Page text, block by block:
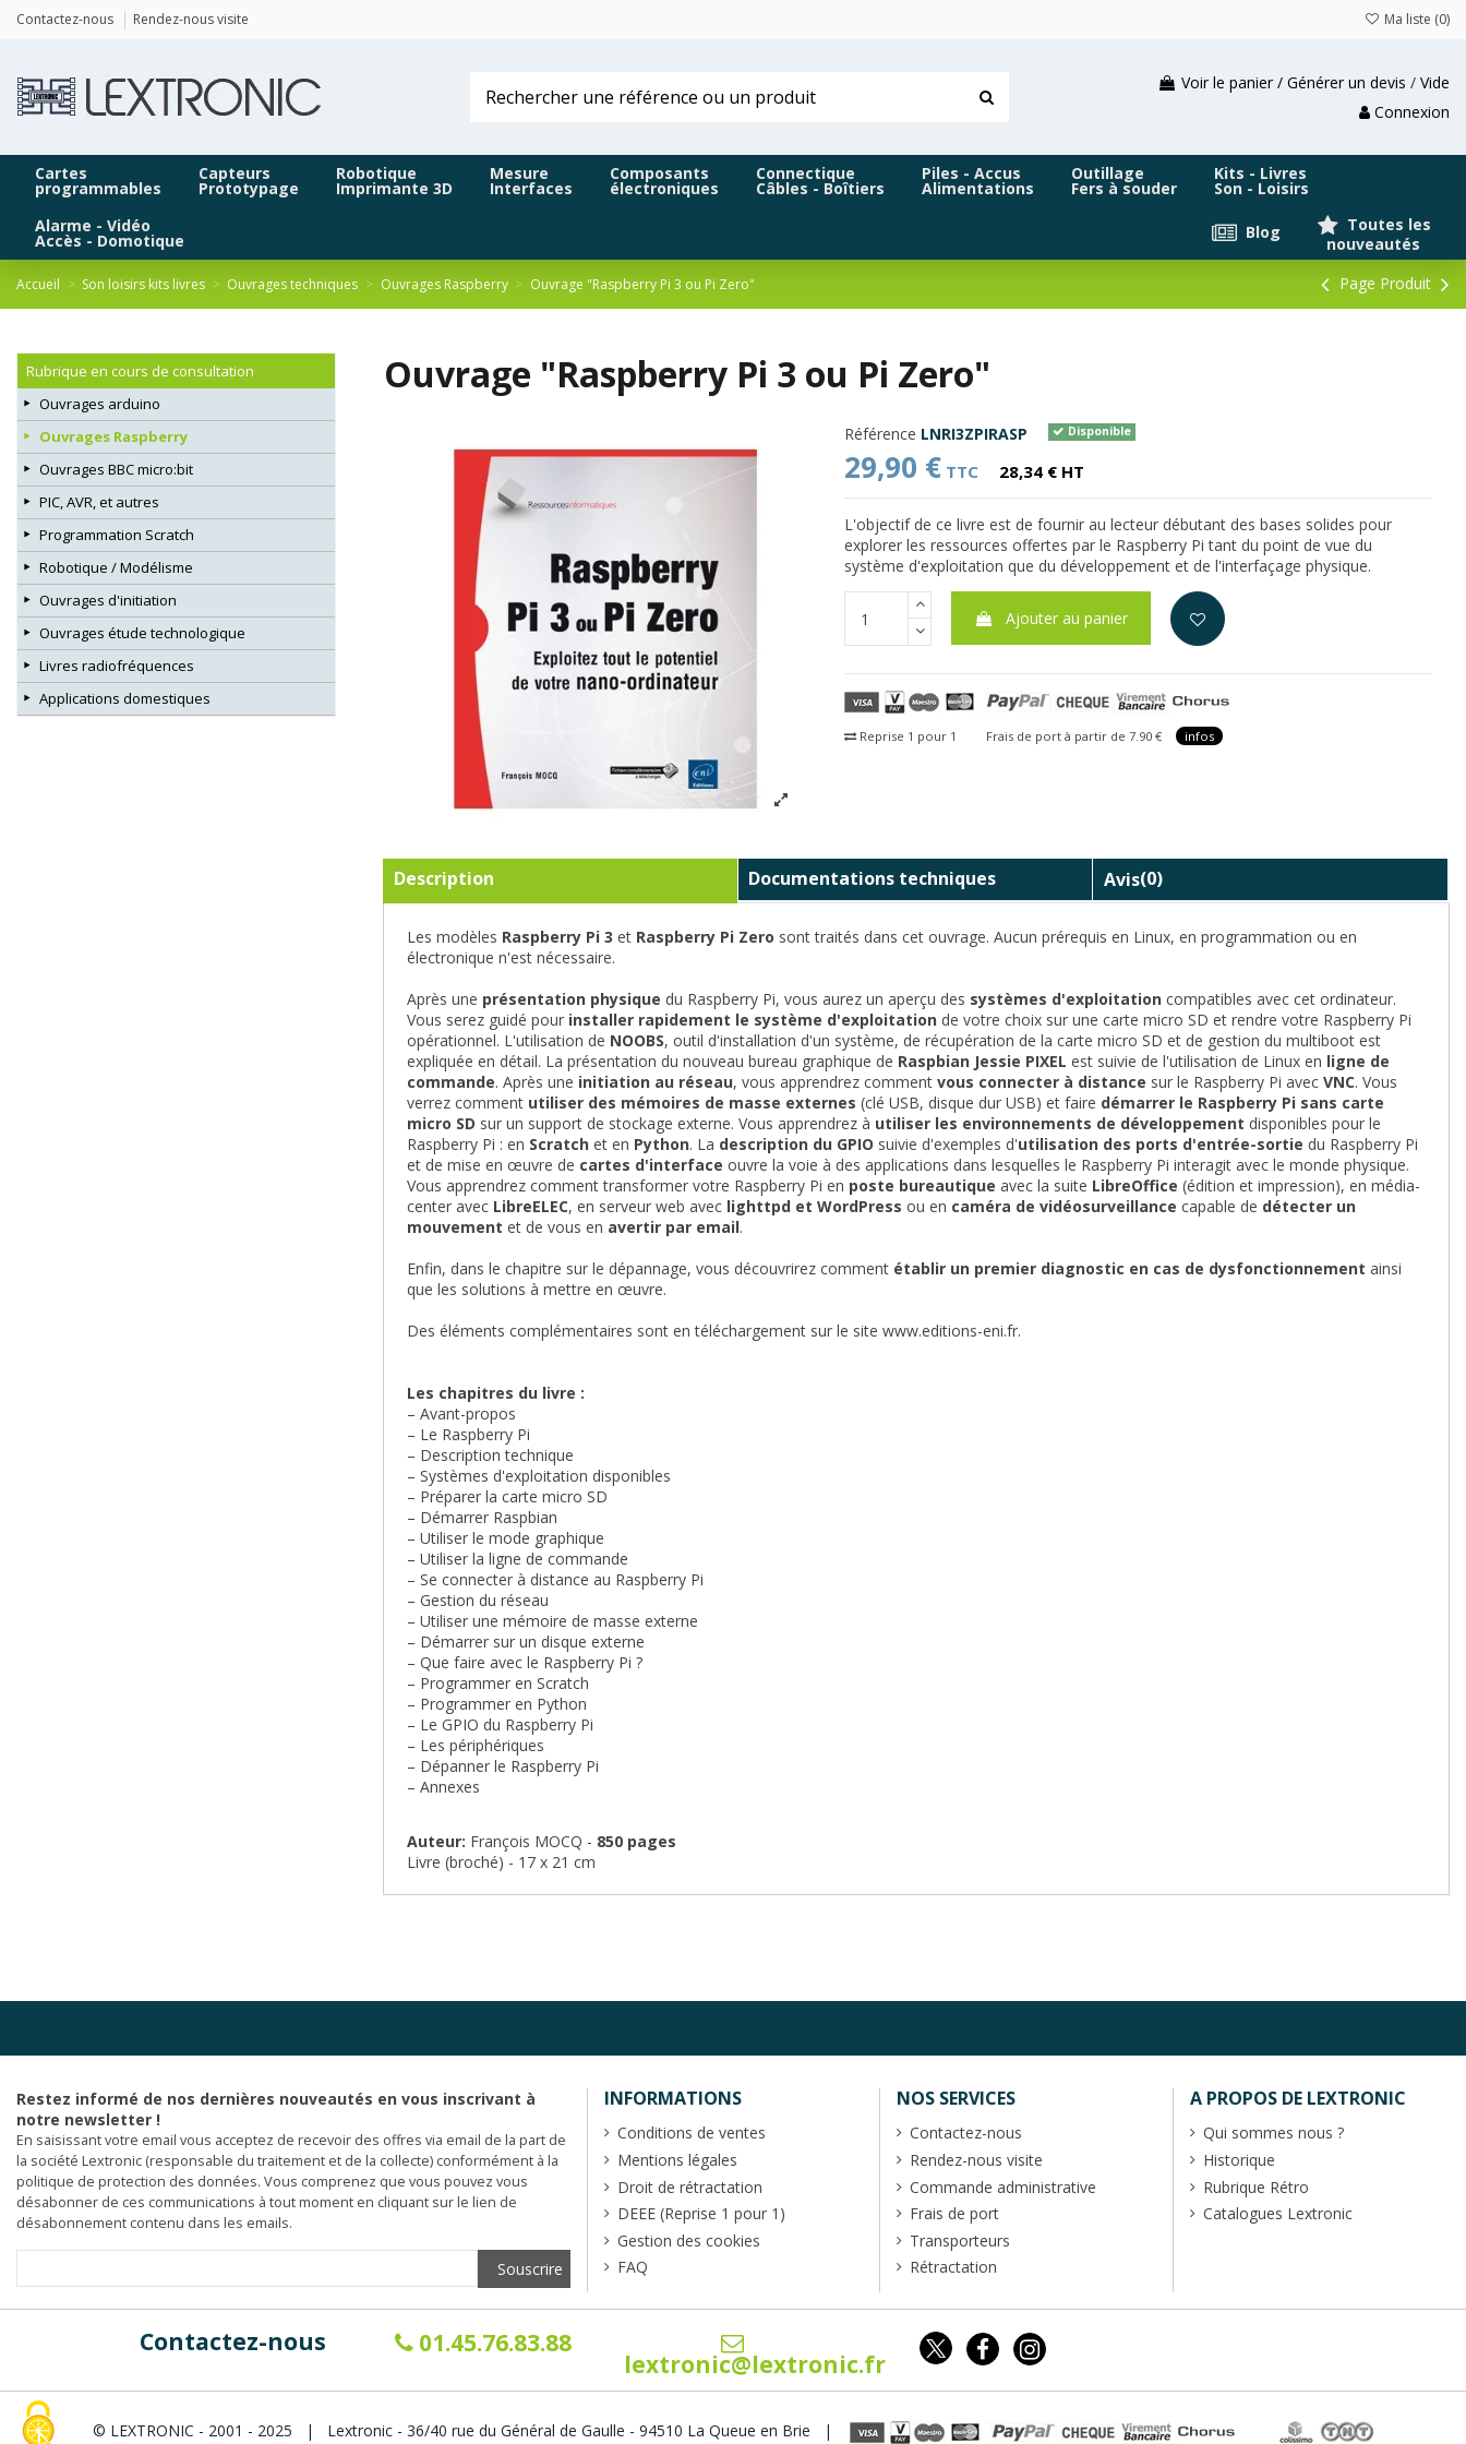
Contactez-nous Rendez-nous visite Ma liste (0)
Voir le panier / Générer un devis / Vide
Connexion
Cartes
programmables
Capteurs
Prototypage
Robotique
Imprimante 3D
Mesure
Interfaces
Composants
électroniques
Connectique
Câbles - Boîtiers
Piles - Accus
Alimentations
Outillage
Fers à souder
Kits - Livres
Son - Loisirs
Alarme - Vidéo
Accès - Domotique
Toutes les
nouveautés
Blog
Accueil Son loisirs kits livres Ouvrages techniques Ouvrages Raspberry Ouvrage "Raspberry Pi 3 ou Pi Zero" Page Produit
Ouvrage "Raspberry Pi 3 ou Pi Zero"
Référence LNRI3ZPIRASP Disponible
29,90 € TTC 28,34 € HT
L'objectif de ce livre est de fournir au lecteur débutant des bases solides pour
explorer les ressources offertes par le Raspberry Pi tant du point de vue du
système d'exploitation que du développement et de l'interfaçage physique.
Ajouter au panier
Reprise 1 pour 1 Frais de port à partir de 7.90 € infos
Description Documentations techniques Avis(0)
Les modèles Raspberry Pi 3 et Raspberry Pi Zero sont traités dans cet ouvrage. Aucun prérequis en Linux, en programmation ou en
électronique n'est nécessaire.
Après une présentation physique du Raspberry Pi, vous aurez un aperçu des systèmes d'exploitation compatibles avec cet ordinateur.
Vous serez guidé pour installer rapidement le système d'exploitation de votre choix sur une carte micro SD et rendre votre Raspberry Pi
opérationnel. L'utilisation de NOOBS, outil d'installation d'un système, de récupération de la carte micro SD et de gestion du multiboot est
expliquée en détail. La présentation du nouveau bureau graphique de Raspbian Jessie PIXEL est suivie de l'utilisation de Linux en ligne de
commande. Après une initiation au réseau, vous apprendrez comment vous connecter à distance sur le Raspberry Pi avec VNC. Vous
verrez comment utiliser des mémoires de masse externes (clé USB, disque dur USB) et faire démarrer le Raspberry Pi sans carte
micro SD sur un support de stockage externe. Vous apprendrez à utiliser les environnements de développement disponibles pour le
Raspberry Pi : en Scratch et en Python. La description du GPIO suivie d'exemples d'utilisation des ports d'entrée-sortie du Raspberry Pi
et de mise en œuvre de cartes d'interface ouvre la voie à des applications dans lesquelles le Raspberry Pi interagit avec le monde physique.
Vous apprendrez comment transformer votre Raspberry Pi en poste bureautique avec la suite LibreOffice (édition et impression), en média-
center avec LibreELEC, en serveur web avec lighttpd et WordPress ou en caméra de vidéosurveillance capable de détecter un
mouvement et de vous en avertir par email.
Enfin, dans le chapitre sur le dépannage, vous découvrirez comment établir un premier diagnostic en cas de dysfonctionnement ainsi
que les solutions à mettre en œuvre.
Des éléments complémentaires sont en téléchargement sur le site www.editions-eni.fr.
Les chapitres du livre :
– Avant-propos
– Le Raspberry Pi
– Description technique
– Systèmes d'exploitation disponibles
– Préparer la carte micro SD
– Démarrer Raspbian
– Utiliser le mode graphique
– Utiliser la ligne de commande
– Se connecter à distance au Raspberry Pi
– Gestion du réseau
– Utiliser une mémoire de masse externe
– Démarrer sur un disque externe
– Que faire avec le Raspberry Pi ?
– Programmer en Scratch
– Programmer en Python
– Le GPIO du Raspberry Pi
– Les périphériques
– Dépanner le Raspberry Pi
– Annexes
Auteur: François MOCQ - 850 pages
Livre (broché) - 17 x 21 cm
Rubrique en cours de consultation
Ouvrages arduino
Ouvrages Raspberry
Ouvrages BBC micro:bit
PIC, AVR, et autres
Programmation Scratch
Robotique / Modélisme
Ouvrages d'initiation
Ouvrages étude technologique
Livres radiofréquences
Applications domestiques
Restez informé de nos dernières nouveautés en vous inscrivant à
notre newsletter !
En saisissant votre email vous acceptez de recevoir des offres via email de la part de
la société Lextronic (responsable du traitement et de la collecte) conformément à la
politique de protection des données. Vous comprenez que vous pouvez vous
désabonner de ces communications à tout moment en cliquant sur le lien de
désabonnement contenu dans les emails.
INFORMATIONS
Conditions de ventes
Mentions légales
Droit de rétractation
DEEE (Reprise 1 pour 1)
Gestion des cookies
FAQ
NOS SERVICES
Contactez-nous
Rendez-nous visite
Commande administrative
Frais de port
Transporteurs
Rétractation
A PROPOS DE LEXTRONIC
Qui sommes nous ?
Historique
Rubrique Rétro
Catalogues Lextronic
Contactez-nous 01.45.76.83.88
lextronic@lextronic.fr
© LEXTRONIC - 2001 - 2025 | Lextronic - 36/40 rue du Général de Gaulle - 94510 La Queue en Brie |
Panneau de gestion des cookies